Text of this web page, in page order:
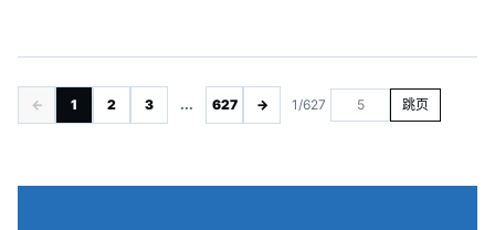
← 1 2 3 ... 627 → 1/627 跳页